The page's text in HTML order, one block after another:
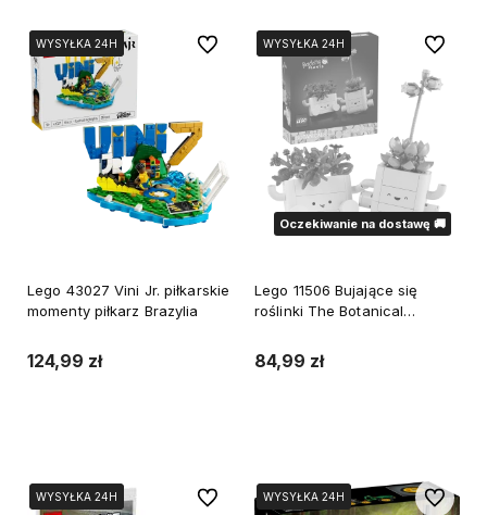
WYSYŁKA 24H
WYSYŁKA 24H
WYSYŁKA 24H
Lego 43027 Vini Jr. piłkarskie
momenty piłkarz Brazylia
124,99 zł
Do ulubionych
Oczekiwanie na dostawę 🚚
WYSYŁKA 24H
WYSYŁKA 24H
WYSYŁKA 24H
Lego 11506 Bujające się
roślinki The Botanical
84,99 zł
Do
WYSYŁKA 24H
WYSYŁKA 24H Do ulubionychWYSYŁKA 24H
WYSYŁKA 24H Do